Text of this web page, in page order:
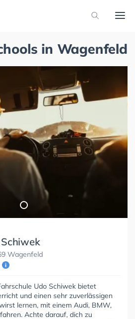
in Wagenfeld
Wagenfeld
Udo Schiwek bietet
und einen sehr zuverlässigen
lernen, mit einem Audi, BMW,
Achte darauf, dich zu